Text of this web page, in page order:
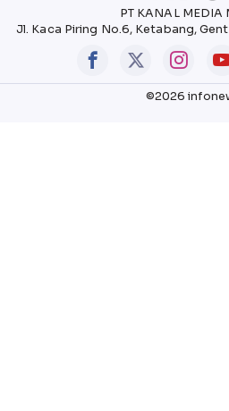
PT KANAL MEDIA
Jl. Kaca Piring No.6, Ketabang,
©2026